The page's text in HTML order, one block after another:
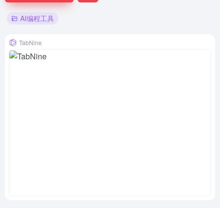
AI编程工具
TabNine